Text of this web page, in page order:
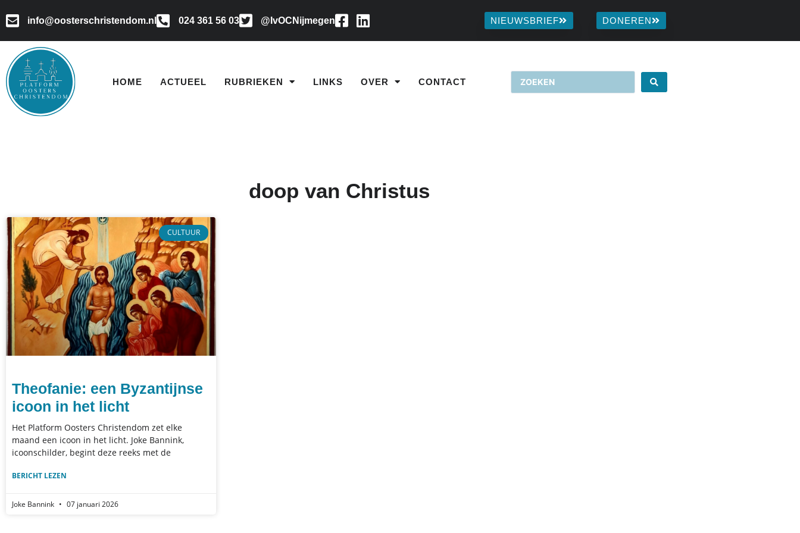
info@oosterschristendom.nl 024 361 56 03 @IvOCNijmegen NIEUWSBRIEF DONEREN
HOME ACTUEEL RUBRIEKEN LINKS OVER CONTACT
doop van Christus
CULTUUR
Theofanie: een Byzantijnse
icoon in het licht
Het Platform Oosters Christendom zet elke
maand een icoon in het licht. Joke Bannink,
icoonschilder, begint deze reeks met de
BERICHT LEZEN
Joke Bannink 07 januari 2026